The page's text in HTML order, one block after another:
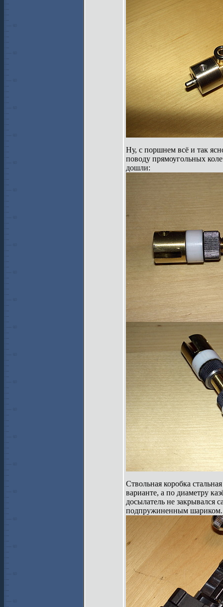
Ну, с поршнем всё и так
поводу прямоугольных
дошли:
Ствольная коробка
варианте, а по диаметру
досылатель не закрывался
подпружиненным шариком.